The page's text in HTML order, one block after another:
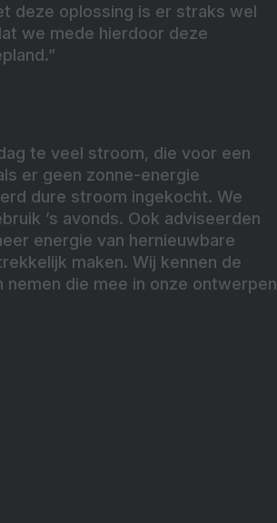
deze oplossing is er straks wel
we mede hierdoor deze
te veel stroom, die voor een
er geen zonne-energie
dure stroom ingekocht. We
’s avonds. Ook adviseerden
energie van hernieuwbare
maken. Wij kennen de
die mee in onze ontwerpen